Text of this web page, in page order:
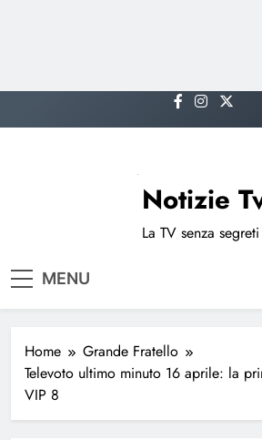
to
Notizie
La TV senza segreti
MENU
Home
Grande Fratello
Televoto ultimo minuto 16 aprile: la
VIP 8